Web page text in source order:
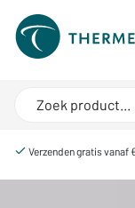
Verzenden gratis vanaf